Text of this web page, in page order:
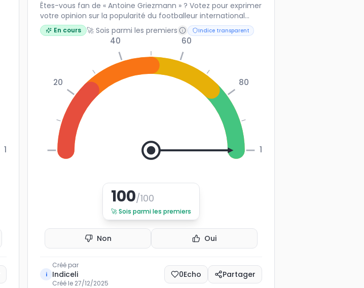
100
Êtes-vous fan de « Antoine Griezmann » ? Votez pour exprimer
votre opinion sur la popularité du footballeur international
français.
En cours 🚀 Sois parmi les premiers Indice transparent
20
40 60
80
100
100/100
🚀Sois parmi les premiers
Non Oui
i
Créé par
Indiceli
Créé le 27/12/2025
0Echo Partager